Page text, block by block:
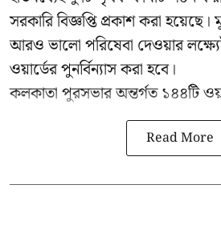
সরকারি বিজ্ঞপ্তি প্রকাশ করা
আরও ভালো পরিষেবা দেওয়ার
ওয়ার্ডের পুনর্বিন্যাস করা হবে।
কলকাতা পুরসভার অন্তর্গত ১৪৪টি
Read More